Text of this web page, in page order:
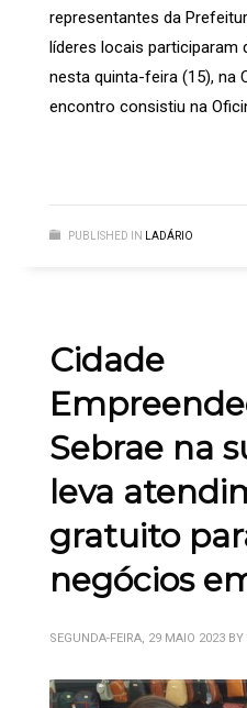
representantes da
líderes locais participaram
nesta quinta-feira (15), na
encontro consistiu na
PUBLISHED IN LADÁRIO
Cidade
Sebrae na
leva
gratuito
negócios
SEGUNDA-FEIRA, 29 MAIO 2023 BY